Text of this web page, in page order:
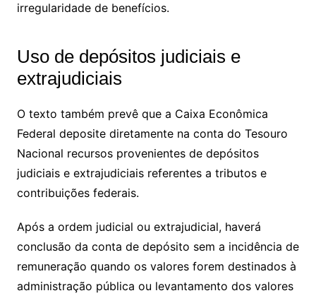
irregularidade de benefícios.
Uso de depósitos judiciais e
extrajudiciais
O texto também prevê que a Caixa Econômica
Federal deposite diretamente na conta do Tesouro
Nacional recursos provenientes de depósitos
judiciais e extrajudiciais referentes a tributos e
contribuições federais.
Após a ordem judicial ou extrajudicial, haverá
conclusão da conta de depósito sem a incidência de
remuneração quando os valores forem destinados à
administração pública ou levantamento dos valores